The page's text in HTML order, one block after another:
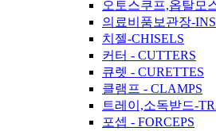
오토스쿠프,옵탈모
의료비품보관장-
치젤-CHISELS
커터 - CUTTERS
큐렛 - CURETTES
클램프 - CLAMPS
트레이,소독받드-
포셉 - FORCEPS